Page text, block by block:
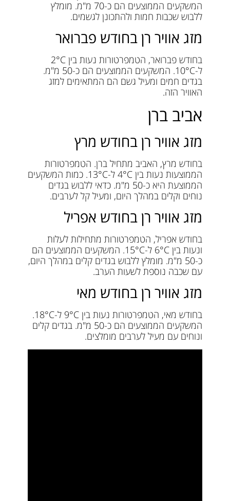
המשקעים הממוצעים הם כ-70 מ"מ. מומלץ
ללבוש שכבות חמות ולהתכונן לגשמים.
מזג אוויר רן בחודש פברואר
בחודש פברואר, הטמפרטורות נעות בין 2°C
ל-10°C. המשקעים הממוצעים הם כ-50 מ"מ.
בגדים חמים ומעיל גשם הם המתאימים למזג
האוויר הזה.
אביב ברן
מזג אוויר רן בחודש מרץ
בחודש מרץ, האביב מתחיל ברן. הטמפרטורות
הממוצעות נעות בין 4°C ל-13°C. כמות המשקעים
הממוצעת היא כ-50 מ"מ. כדאי ללבוש בגדים
נוחים וקלים במהלך היום, ומעיל קל לערבים.
מזג אוויר רן בחודש אפריל
בחודש אפריל, הטמפרטורות מתחילות לעלות
ונעות בין 6°C ל-15°C. המשקעים הממוצעים הם
כ-50 מ"מ. מומלץ ללבוש בגדים קלים במהלך היום,
עם שכבה נוספת לשעות הערב.
מזג אוויר רן בחודש מאי
בחודש מאי, הטמפרטורות נעות בין 9°C ל-18°C.
המשקעים הממוצעים הם כ-50 מ"מ. בגדים קלים
ונוחים עם מעיל לערבים מומלצים.